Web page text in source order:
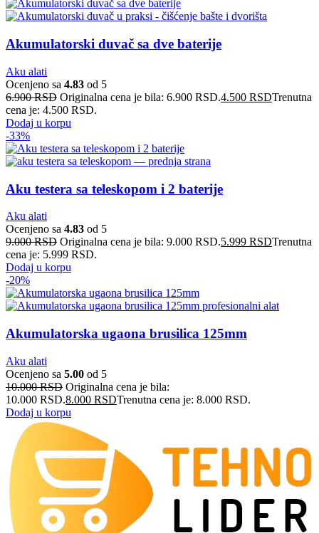
Akumulatorski duvač sa dve baterije
Aku alati
Ocenjeno sa 4.83 od 5
6.900RSD Originalna cena je bila: 6.900 RSD.4.500 RSDTrenutna
cena je: 4.500 RSD.
Dodaj u korpu
-33%
Aku testera sa teleskopom i 2 baterije
Aku alati
Ocenjeno sa 4.83 od 5
9.000RSD Originalna cena je bila: 9.000 RSD.5.999 RSDTrenutna
cena je: 5.999 RSD.
Dodaj u korpu
-20%
Akumulatorska ugaona brusilica 125mm
Aku alati
Ocenjeno sa 5.00 od 5
10.000RSD Originalna cena je bila:
10.000 RSD.8.000 RSDTrenutna cena je: 8.000 RSD.
Dodaj u korpu